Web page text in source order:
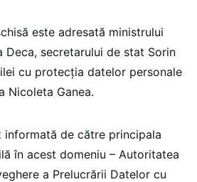
este adresată ministrului
Deca, secretarului de stat Sorin
cu protecția datelor personale
Nicoleta Ganea.
de către principala
în acest domeniu – Autoritatea
a Prelucrării Datelor cu